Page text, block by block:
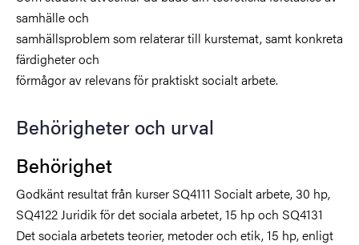
samhälle och
samhällsproblem som relaterar till kurstemat, samt konkreta
färdigheter och
förmågor av relevans för praktiskt socialt arbete.
Behörigheter och urval
Behörighet
Godkänt resultat från kurser SQ4111 Socialt arbete, 30 hp,
SQ4122 Juridik för det sociala arbetet, 15 hp och SQ4131
Det sociala arbetets teorier, metoder och etik, 15 hp, enligt